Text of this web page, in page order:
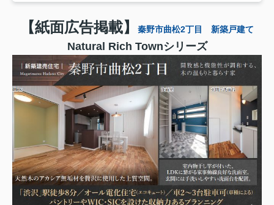
【紙面広告掲載】 秦野市曲松2丁目 新築戸建て
Natural Rich Townシリーズ